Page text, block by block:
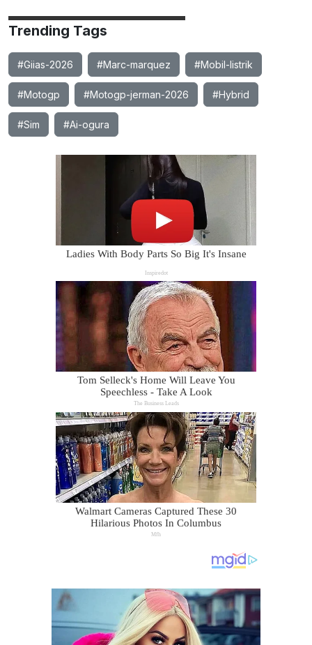
Trending Tags
#Giias-2026 #Marc-marquez #Mobil-listrik
#Motogp #Motogp-jerman-2026 #Hybrid
#Sim #Ai-ogura